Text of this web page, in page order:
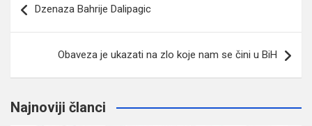
članaka
Dzenaza Bahrije Dalipagic
Obaveza je ukazati na zlo koje nam se čini u BiH
Najnoviji članci